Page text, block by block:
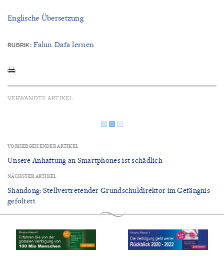
Englische Übersetzung
RUBRIK: Falun Dafa lernen
VERWANDTE ARTIKEL
VORHERGEHENDER ARTIKEL
Unsere Anhaftung an Smartphones ist schädlich
NÄCHSTER ARTIKEL
Shandong: Stellvertretender Grundschuldirektor im Gefängnis
gefoltert